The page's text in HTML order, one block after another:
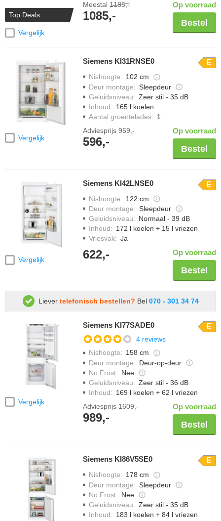
Top Deals
Vergelijk
Meestal 1185,-
1085,-
Op voorraad
Bestel
Vergelijk
Siemens KI31RNSE0 E
Nishoogte: 102 cm
Deur montage: Sleepdeur
Geluidsniveau: Zeer stil - 35 dB
Inhoud: 165 l koelen
Aantal groentelades: 1
Adviesprijs 969,-
596,-
Op voorraad
Bestel
Vergelijk
Siemens KI42LNSE0 E
Nishoogte: 122 cm
Deur montage: Sleepdeur
Geluidsniveau: Normaal - 39 dB
Inhoud: 172 l koelen + 15 l vriezen
Vriesvak: Ja
622,- Op voorraad
Bestel
Liever telefonisch bestellen? Bel 070 - 301 34 74
Vergelijk
Siemens KI77SADE0 E
4 reviews
Nishoogte: 158 cm
Deur montage: Deur-op-deur
No Frost: Nee
Geluidsniveau: Zeer stil - 36 dB
Inhoud: 169 l koelen + 62 l vriezen
Adviesprijs 1609,-
989,-
Op voorraad
Bestel
Siemens KI86V5SE0 E
Nishoogte: 178 cm
Deur montage: Sleepdeur
No Frost: Nee
Geluidsniveau: Zeer stil - 35 dB
Inhoud: 183 l koelen + 84 l vriezen